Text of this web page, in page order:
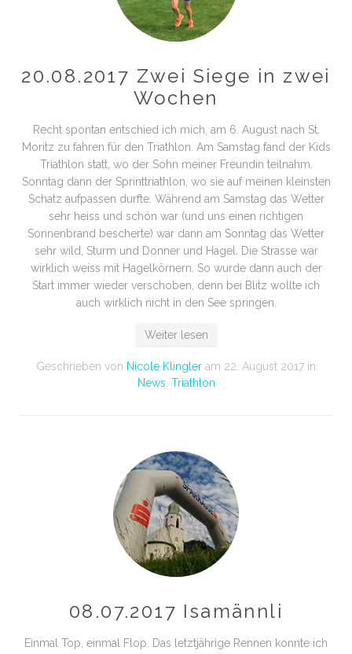
20.08.2017 Zwei Siege in zwei
Wochen
Recht spontan entschied ich mich, am 6. August nach St.
Moritz zu fahren für den Triathlon. Am Samstag fand der Kids
Triathlon statt, wo der Sohn meiner Freundin teilnahm.
Sonntag dann der Sprinttriathlon, wo sie auf meinen kleinsten
Schatz aufpassen durfte. Während am Samstag das Wetter
sehr heiss und schön war (und uns einen richtigen
Sonnenbrand bescherte) war dann am Sonntag das Wetter
sehr wild, Sturm und Donner und Hagel. Die Strasse war
wirklich weiss mit Hagelkörnern. So wurde dann auch der
Start immer wieder verschoben, denn bei Blitz wollte ich
auch wirklich nicht in den See springen.
Weiter lesen
Geschrieben von Nicole Klingler am 22. August 2017 in
News Triathlon
08.07.2017 Isamännli
Einmal Top, einmal Flop. Das letztjährige Rennen konnte ich